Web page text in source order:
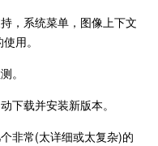
，系统菜单，图像上下文
用。
。
下载并安装新版本。
非常(太详细或太复杂)的